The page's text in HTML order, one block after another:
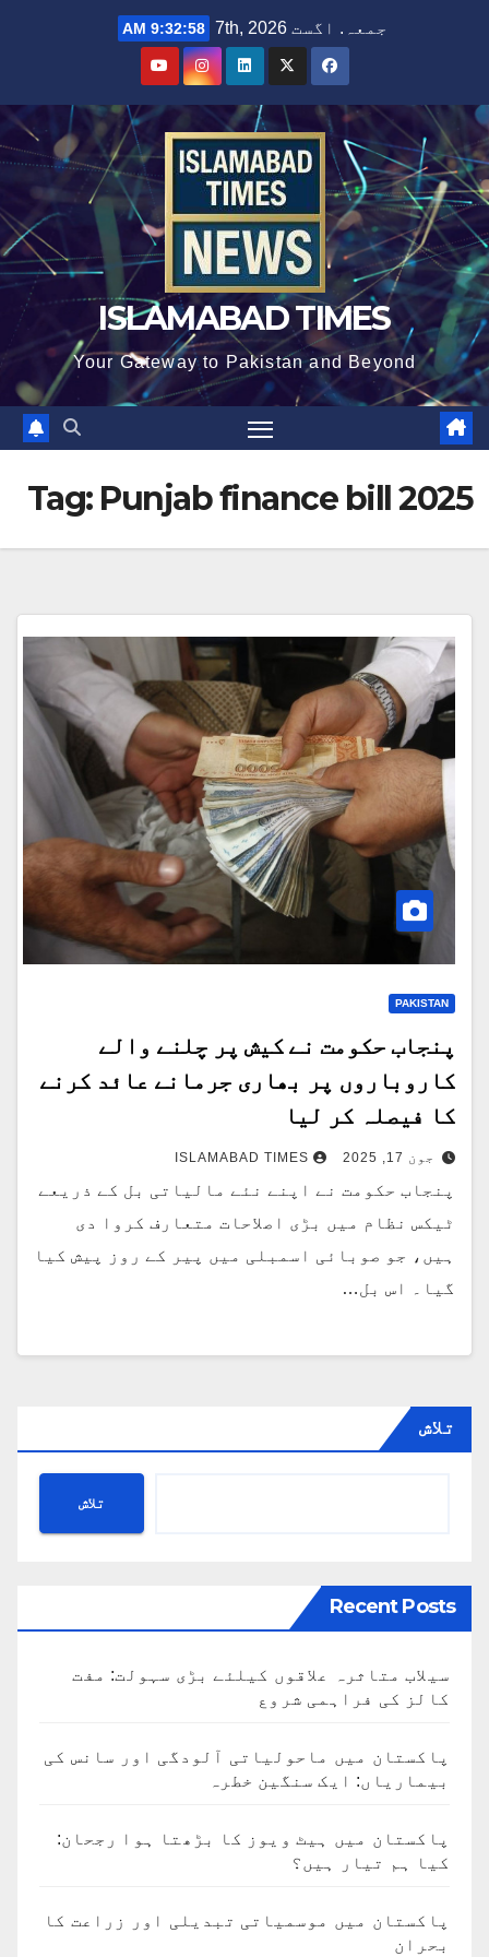
جمعہ. اگست 7th, 2026 9:32:59 AM
ISLAMABAD TIMES
Your Gateway to Pakistan and Beyond
Tag: Punjab finance bill 2025
PAKISTAN
پنجاب حکومت نے کیش پر چلنے والے
کاروباروں پر بھاری جرمانے عائد کرنے
کا فیصلہ کر لیا
جون 17, 2025 ISLAMABAD TIMES
پنجاب حکومت نے اپنے نئے مالیاتی بل کے ذریعے
ٹیکس نظام میں بڑی اصلاحات متعارف کروا دی
ہیں، جو صوبائی اسمبلی میں پیر کے روز پیش کیا
گیا۔ اس بل…
تلاش
تلاش
Recent Posts
سیلاب متاثرہ علاقوں کیلئے بڑی سہولت: مفت
کالز کی فراہمی شروع
پاکستان میں ماحولیاتی آلودگی اور سانس کی
بیماریاں: ایک سنگین خطرہ
پاکستان میں ہیٹ ویوز کا بڑھتا ہوا رجحان:
کیا ہم تیار ہیں؟
پاکستان میں موسمیاتی تبدیلی اور زراعت کا
بحران